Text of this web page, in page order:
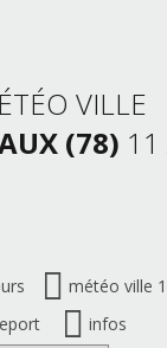
VILLE
(78) 11
météo ville
infos